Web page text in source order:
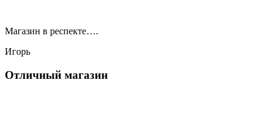
Магазин в респекте….
Игорь
Отличный магазин